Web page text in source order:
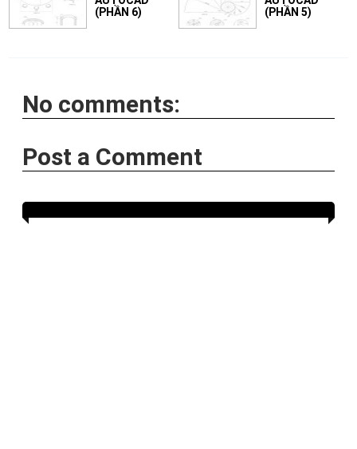
(PHẦN 6)
(PHẦN 5)
No comments:
Post a Comment